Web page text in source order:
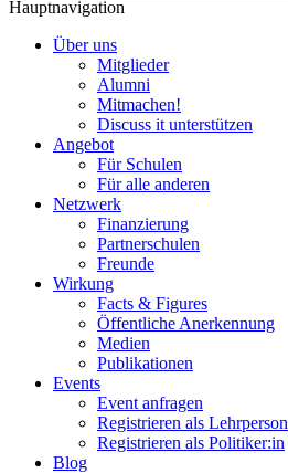
Hauptnavigation
Über uns
Mitglieder
Alumni
Mitmachen!
Discuss it unterstützen
Angebot
Für Schulen
Für alle anderen
Netzwerk
Finanzierung
Partnerschulen
Freunde
Wirkung
Facts & Figures
Öffentliche Anerkennung
Medien
Publikationen
Events
Event anfragen
Registrieren als Lehrperson
Registrieren als Politiker:in
Blog